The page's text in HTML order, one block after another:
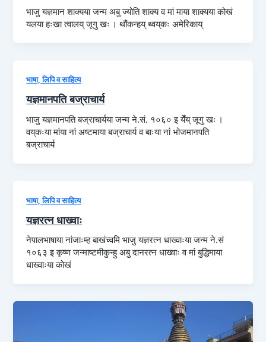
भाजु यज्ञमान शाक्यया जन्म अबु ज्योति शाक्य व मां माया शाक्यया कोखं
यलया हःखा त्वालय् जूगु खः । थौंकन्हय् थ्वय्‌कः अमेरिकाय्
भाषा, लिपि व साहित्य
यज्ञमानपति बज्राचार्य
भाजु यज्ञमानपति बज्राचार्यया जन्म ने.सं. १०६० इ येँय् जूगु खः ।
वय्‌कःया मांया नां अष्टमाया बज्राचार्य व बाःया नां भोजमानपति
बज्राचार्य
भाषा, लिपि व साहित्य
यज्ञरत्न धाख्वाः
नेपालभाषाया नांजाःम्ह बाखंच्वमि भाजु यज्ञरत्न धाख्वाःया जन्म ने.सं
१०६३ इ कृष्ण जन्माष्टमीकुन्हु अबु दानरत्न धाख्वाः व मां बुद्धिमाया
धाख्वाःया कोखं